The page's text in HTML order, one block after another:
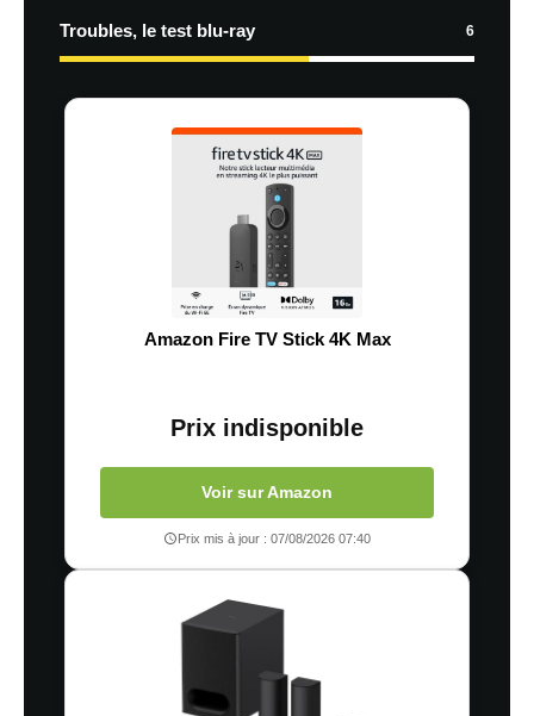
Troubles, le test blu-ray 6
Amazon Fire TV Stick 4K Max
Prix indisponible
Voir sur Amazon
Prix mis à jour : 07/08/2026 07:40